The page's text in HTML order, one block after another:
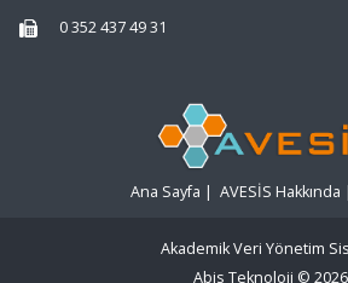
0 352 437 49 31
Ana Sayfa | AVESİS Hakkında
Akademik Veri Yönetim
Abis Teknoloji © 2026